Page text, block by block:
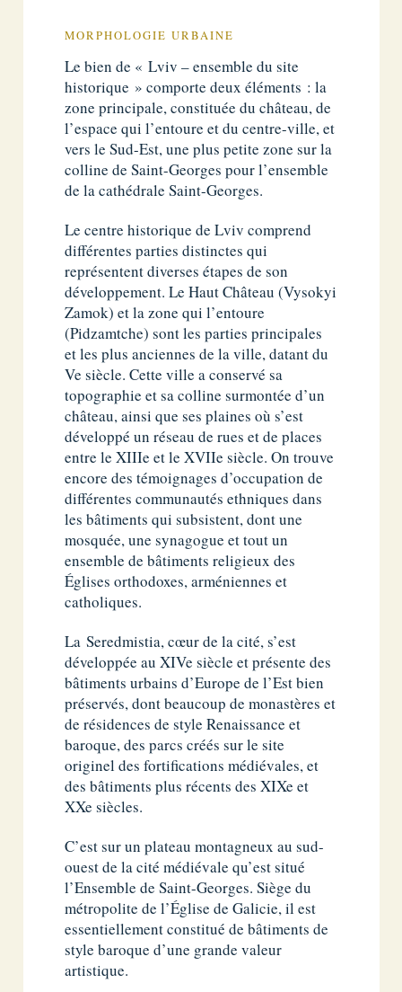
MORPHOLOGIE URBAINE
Le bien de « Lviv – ensemble du site
historique » comporte deux éléments : la
zone principale, constituée du château, de
l’espace qui l’entoure et du centre-ville, et
vers le Sud-Est, une plus petite zone sur la
colline de Saint-Georges pour l’ensemble
de la cathédrale Saint-Georges.
Le centre historique de Lviv comprend
différentes parties distinctes qui
représentent diverses étapes de son
développement. Le Haut Château (Vysokyi
Zamok) et la zone qui l’entoure
(Pidzamtche) sont les parties principales
et les plus anciennes de la ville, datant du
Ve siècle. Cette ville a conservé sa
topographie et sa colline surmontée d’un
château, ainsi que ses plaines où s’est
développé un réseau de rues et de places
entre le XIIIe et le XVIIe siècle. On trouve
encore des témoignages d’occupation de
différentes communautés ethniques dans
les bâtiments qui subsistent, dont une
mosquée, une synagogue et tout un
ensemble de bâtiments religieux des
Églises orthodoxes, arméniennes et
catholiques.
La Seredmistia, cœur de la cité, s’est
développée au XIVe siècle et présente des
bâtiments urbains d’Europe de l’Est bien
préservés, dont beaucoup de monastères et
de résidences de style Renaissance et
baroque, des parcs créés sur le site
originel des fortifications médiévales, et
des bâtiments plus récents des XIXe et
XXe siècles.
C’est sur un plateau montagneux au sud-
ouest de la cité médiévale qu’est situé
l’Ensemble de Saint-Georges. Siège du
métropolite de l’Église de Galicie, il est
essentiellement constitué de bâtiments de
style baroque d’une grande valeur
artistique.